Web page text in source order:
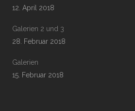
12. April 2018
Galerien 2 und 3
28. Februar 2018
Galerien
15. Februar 2018